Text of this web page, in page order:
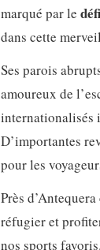
marqué par le
dans cette
Ses parois
amoureux de
internationalisés
D’importantes
pour les
Près
réfugier et
nos sports favoris.